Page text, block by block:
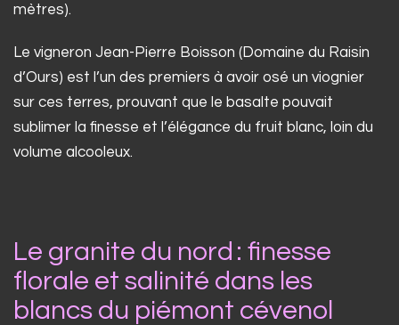
mètres).
Le vigneron Jean-Pierre Boisson (Domaine du Raisin
d’Ours) est l’un des premiers à avoir osé un viognier
sur ces terres, prouvant que le basalte pouvait
sublimer la finesse et l’élégance du fruit blanc, loin du
volume alcooleux.
Le granite du nord : finesse
florale et salinité dans les
blancs du piémont cévenol